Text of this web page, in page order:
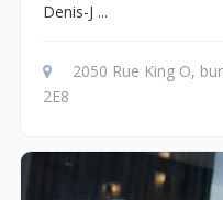
Denis-J ...
2050 Rue King O,
2E8